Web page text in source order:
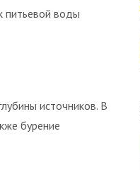
питьевой воды
источников. В
бурение